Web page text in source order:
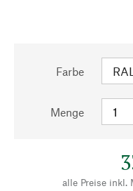
Farbe
Menge
alle Preise inkl.